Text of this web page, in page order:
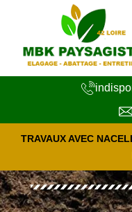
TRAVAUX AVEC